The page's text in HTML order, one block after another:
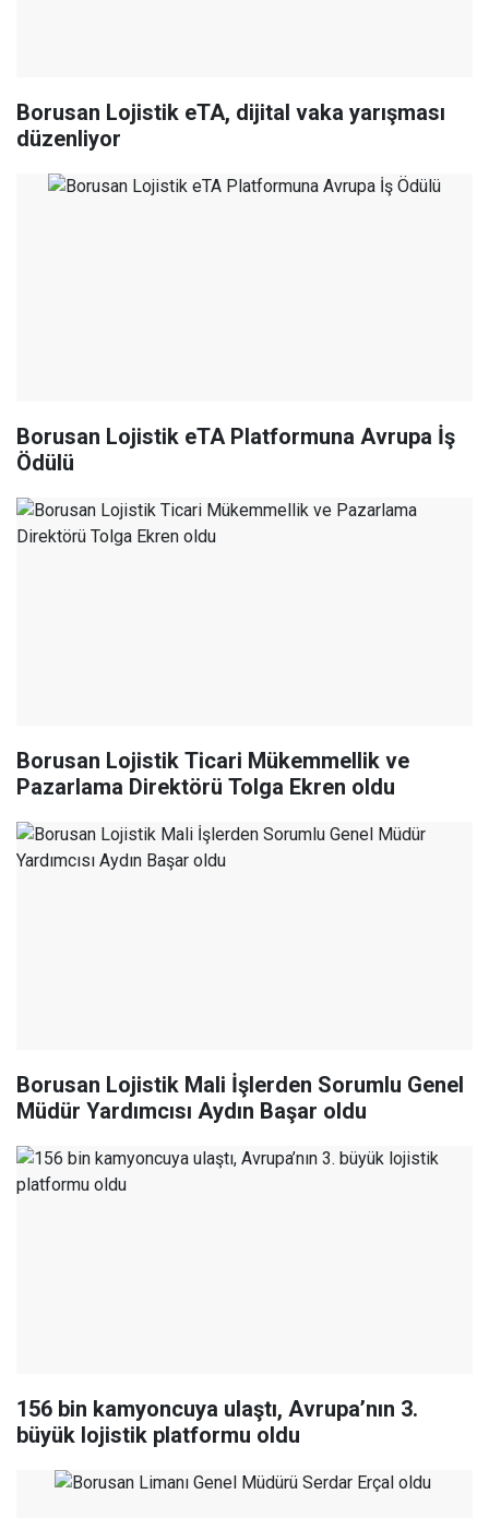
Borusan Lojistik eTA, dijital vaka yarışması
düzenliyor
Borusan Lojistik eTA Platformuna Avrupa İş
Ödülü
Borusan Lojistik Ticari Mükemmellik ve
Pazarlama Direktörü Tolga Ekren oldu
Borusan Lojistik Mali İşlerden Sorumlu Genel
Müdür Yardımcısı Aydın Başar oldu
156 bin kamyoncuya ulaştı, Avrupa’nın 3.
büyük lojistik platformu oldu